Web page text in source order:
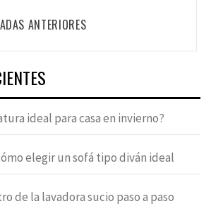
ANTERIORES
ideal para casa en invierno?
elegir un sofá tipo diván ideal
de la lavadora sucio paso a paso